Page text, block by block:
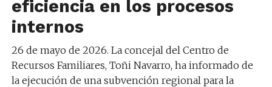
eficiencia en los procesos
internos
26 de mayo de 2026. La concejal delCentro de
Recursos Familiares, Toñi Navarro, ha informado de
la ejecuciónde una subvención regional para la